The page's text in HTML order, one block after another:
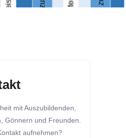
mit Auszubildenden,
Gönnern und Freunden.
aufnehmen?